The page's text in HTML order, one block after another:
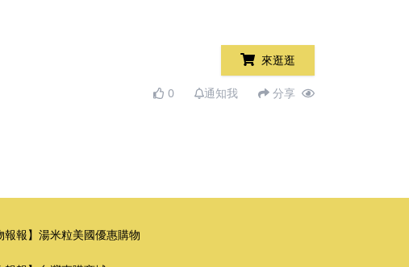
來逛逛
0 通知我 分享
報報】湯米粒美國優惠購物